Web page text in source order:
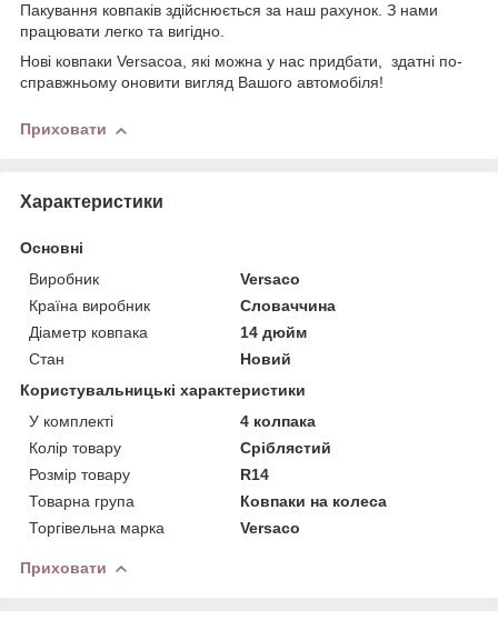
Пакування ковпаків здійснюється за наш рахунок. З нами
працювати легко та вигідно.
Нові ковпаки Versacoа, які можна у нас придбати, здатні по-
справжньому оновити вигляд Вашого автомобіля!
Приховати
Характеристики
Основні
Виробник
Versaco
Країна виробник
Словаччина
Діаметр ковпака
14 дюйм
Стан
Новий
Користувальницькі характеристики
У комплекті
4 колпака
Колір товару
Сріблястий
Розмір товару
R14
Товарна група
Ковпаки на колеса
Торгівельна марка
Versaco
Приховати